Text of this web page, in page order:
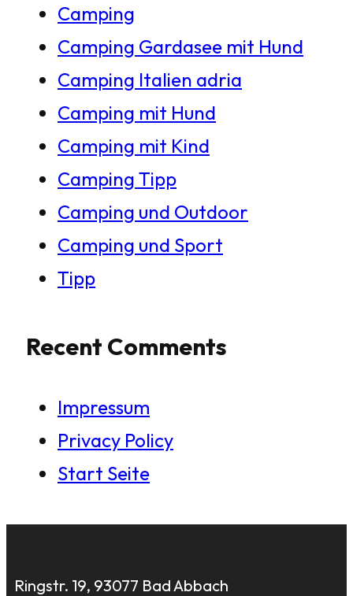
Camping
Camping Gardasee mit Hund
Camping Italien adria
Camping mit Hund
Camping mit Kind
Camping Tipp
Camping und Outdoor
Camping und Sport
Tipp
Recent Comments
Impressum
Privacy Policy
Start Seite
Ringstr. 19, 93077 Bad Abbach